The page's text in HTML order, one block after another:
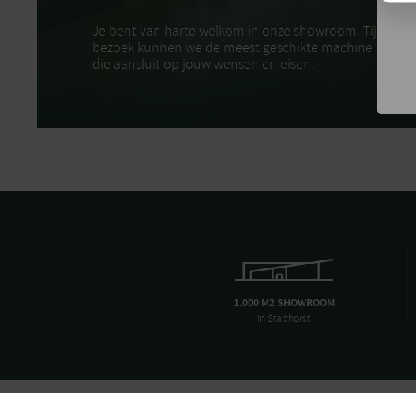
Je bent van harte welkom in onze showroom. Tijdens
bezoek kunnen we de meest geschikte machine
die aansluit op jouw wensen en eisen.
1.000 M2 SHOWROOM
in Staphorst